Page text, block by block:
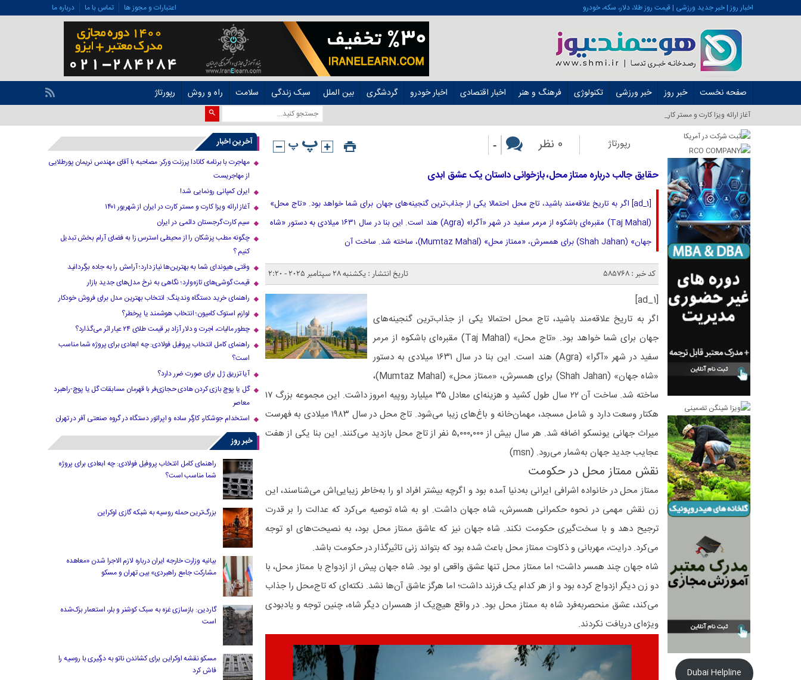
اخبار روز | خبر جدید ورزشی | قیمت روز طلا، دلار، سکه، خودرو اعتبارات و مجوز ها تماس با ما درباره ما
صفحه نخست خبر روز خبر ورزشی تکنولوژی فرهنگ و هنر اخبار اقتصادی اخبار خودرو گردشگری بین الملل سبک زندگی سلامت راه و روش رپورتاژ
آغاز ارائه ویزا کارت و مستر کارت در ایران از شهری_
رپورتاژ 0 نظر -
حقایق جالب درباره ممتاز محل، بازخوانی داستان یک عشق ابدی
[ad_1] اگر به تاریخ علاقه‌مند باشید، تاج‌ محل احتمالا یکی از جذاب‌ترین گنجینه‌های جهان برای شما خواهد بود. «تاج‌ محل»
(Taj Mahal) مقبره‌ا‌ی باشکوه از مرمر سفید در شهر «آگرا» (Agra) هند است. این بنا در سال ۱۶۳۱ میلادی به دستور «شاه
جهان» (Shah Jahan) برای همسرش، «ممتاز محل» (Mumtaz Mahal)، ساخته شد. ساخت آن
کد خبر : 585768 تاریخ انتشار : یکشنبه 28 سپتامبر 2025 - 2:20
[ad_1]
اگر به تاریخ علاقه‌مند باشید، تاج‌ محل احتمالا یکی از جذاب‌ترین گنجینه‌های
جهان برای شما خواهد بود. «تاج‌ محل» (Taj Mahal) مقبره‌ا‌ی باشکوه از مرمر
سفید در شهر «آگرا» (Agra) هند است. این بنا در سال ۱۶۳۱ میلادی به دستور
«شاه جهان» (Shah Jahan) برای همسرش، «ممتاز محل» (Mumtaz Mahal)،
ساخته شد. ساخت آن ۲۲ سال طول کشید و هزینه‌ای معادل ۳۵ میلیارد روپیه امروز داشت. این مجموعه‌ بزرگ ۱۷
هکتار وسعت دارد و شامل مسجد، مهمان‌خانه و باغ‌های زیبا می‌شود. تاج محل در سال ۱۹۸۳ میلادی به فهرست
میراث جهانی یونسکو اضافه شد. هر سال بیش از ۵٬۰۰۰٬۰۰۰ نفر از تاج‌ محل بازدید می‌کنند. این بنا یکی از هفت
عجایب جدید جهان به‌شمار می‌رود. (msn)
نقش ممتاز محل در حکومت
ممتاز محل در خانواده اشرافی ایرانی به‌دنیا آمده بود و اگرچه بیشتر افراد او را به‌خاطر زیبایی‌اش می‌شناسند، این
زن نقش مهمی در نحوه‌ حکمرانی همسرش، شاه جهان داشت. او به شاه توصیه می‌کرد که عدالت را بر قدرت
ترجیح دهد و با سخت‌گیری حکومت نکند. شاه جهان نیز که عاشق ممتاز محل بود، به نصیحت‌های او توجه
می‌کرد. درایت، مهربانی و ذکاوت ممتاز محل باعث شده بود که بتواند زنی تاثیرگذار در حکومت باشد.
شاه جهان چند همسر داشت؛ اما ممتاز محل تنها عشق واقعی او بود. شاه جهان پیش از ازدواج با ممتاز محل، با
دو زن دیگر ازدواج کرده بود و از هر کدام یک فرزند داشت؛ اما هرگز عاشق آن‌ها نشد. نکته‌ای که تاج‌محل را جذاب
می‌کند، عشق منحصربه‌فرد شاه به ممتاز محل بود. در واقع هیچ‌یک از همسران دیگر شاه، چنین توجه و یادبودی
ویژه‌ای دریافت نکردند.
Dubai Helpline
آخرین اخبار
مهاجرت با برنامه کانادا پرزنت ورکر: مصاحبه با آقای مهندس نریمان پورطلایی
از مهاجریست
ایران کمپانی رونمایی شد!
آغاز ارائه ویزا کارت و مستر کارت در ایران از شهریور ۱۴۰۱
سیم کارت گرجستان دائمی در ایران
چگونه مطب پزشکان را از محیطی استرس زا به فضای آرام بخش تبدیل
کنیم ؟
وقتی هیوندای شما به بهترین‌ها نیاز دارد؛ آرامش را به جاده برگردانید
قیمت گوشی‌های تازه‌وارد؛ نگاهی به نرخ مدل‌های جدید بازار
راهنمای خرید دستگاه وندینگ: انتخاب بهترین مدل برای فروش خودکار
لوازم استوک کامیون؛ انتخاب هوشمند یا پرخطر؟
چطور مالیات، اجرت و دلار آزاد بر قیمت طلای ۲۴ عیار اثر می‌گذارد؟
راهنمای کامل انتخاب پروفیل فولادی: چه ابعادی برای پروژه شما مناسب
است؟
آیا تزریق ژل برای صورت ضرر دارد​؟
گل یا پوچ بازی کردن هادی حجازی‌فر با قهرمان مسابقات گل یا پوچ-راهبرد
معاصر
استخدام جوشکار، کارگر ساده و اپراتور دستگاه در گروه صنعتی آفر در تهران
خبر روز
راهنمای کامل انتخاب پروفیل فولادی: چه ابعادی برای پروژه
شما مناسب است؟
بزرگ‌ترین حمله روسیه به شبکه گازی اوکراین
بیانیه وزارت خارجه ایران درباره لازم‌ الاجرا شدن «معاهده
مشارکت جامع راهبردی» بین تهران و مسکو
گاردین: بازسازی غزه به سبک کوشنر و بلر، استعمار بزک‌شده
است
مسکو نقشه اوکراین برای کشاندن ناتو به درگیری با روسیه را
فاش کرد